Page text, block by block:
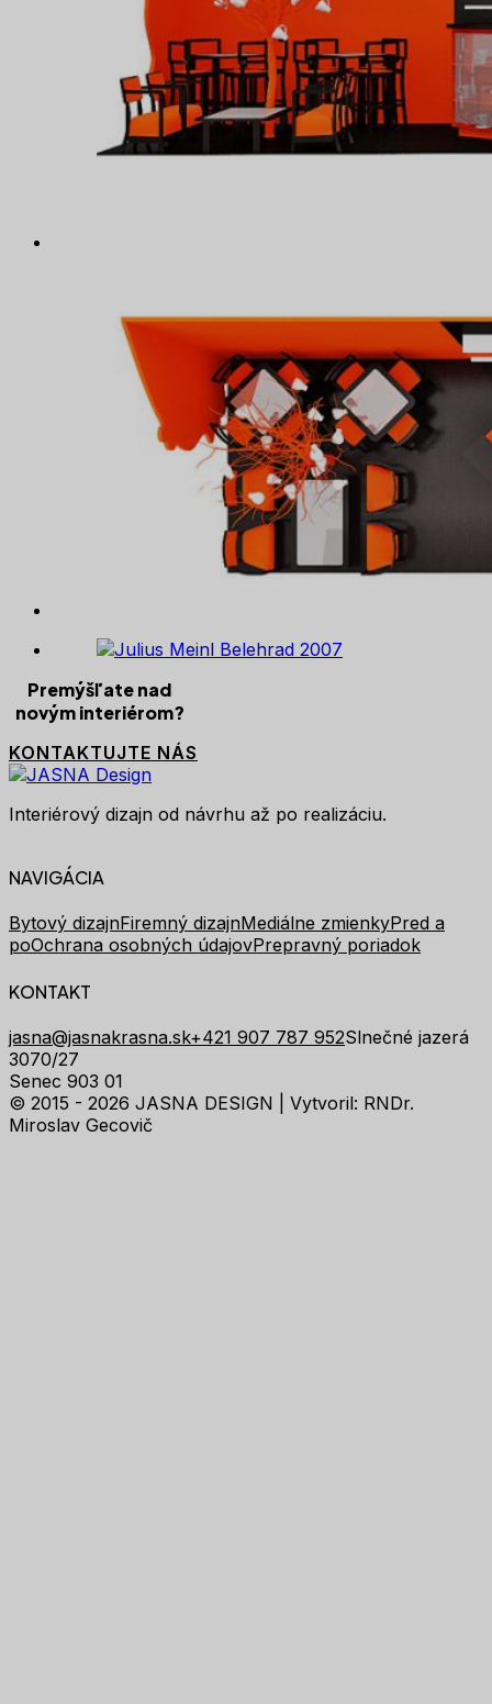
Premýšľate nad
novým interiérom?
KONTAKTUJTE NÁS
Interiérový dizajn od návrhu až po realizáciu.
NAVIGÁCIA
Bytový dizajnFiremný dizajnMediálne zmienkyPred a
poOchrana osobných údajovPrepravný poriadok
KONTAKT
jasna@jasnakrasna.sk+421 907 787 952Slnečné jazerá
3070/27
Senec 903 01
© 2015 - 2026 JASNA DESIGN | Vytvoril: RNDr.
Miroslav Gecovič